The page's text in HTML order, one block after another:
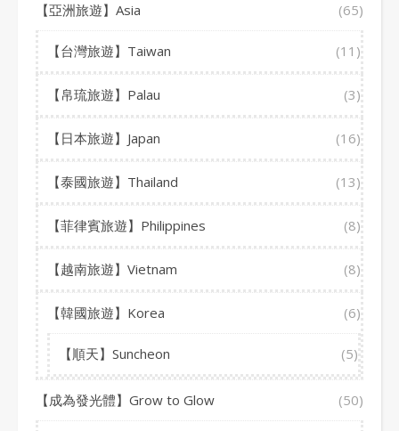
【亞洲旅遊】Asia (65)
【台灣旅遊】Taiwan (11)
【帛琉旅遊】Palau (3)
【日本旅遊】Japan (16)
【泰國旅遊】Thailand (13)
【菲律賓旅遊】Philippines (8)
【越南旅遊】Vietnam (8)
【韓國旅遊】Korea (6)
【順天】Suncheon (5)
【成為發光體】Grow to Glow (50)